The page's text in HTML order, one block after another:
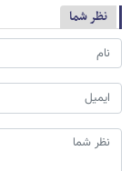
نظر شما